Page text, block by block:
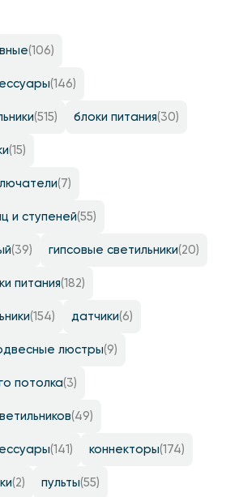
(106)
(146)
(515) блоки питания(30)
(15)
(7)
и ступеней(55)
(39) гипсовые светильники(20)
питания(182)
(154) датчики(6)
люстры(9)
потолка(3)
(49)
(141) коннекторы(174)
(2) пульты(55)